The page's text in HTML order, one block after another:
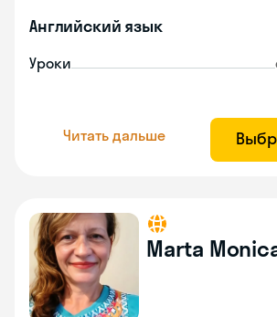
Английский язык
Уроки
Читать дальше
Marta